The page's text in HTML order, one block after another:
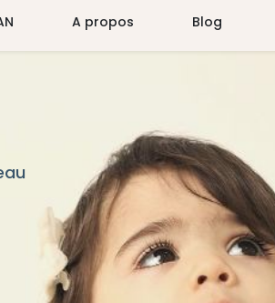
A propos Blog